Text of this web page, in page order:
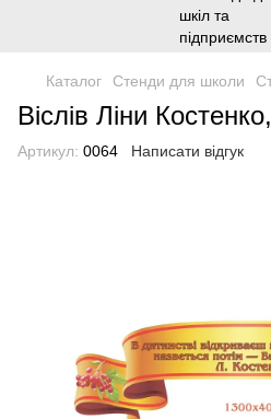
Каталог Стенди для школи
Віслів Ліни
Артикул: 0064 Написати відгук